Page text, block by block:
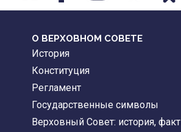
О ВЕРХОВНОМ СОВЕТЕ
История
Конституция
Регламент
Государственные символы
Верховный Совет: история,